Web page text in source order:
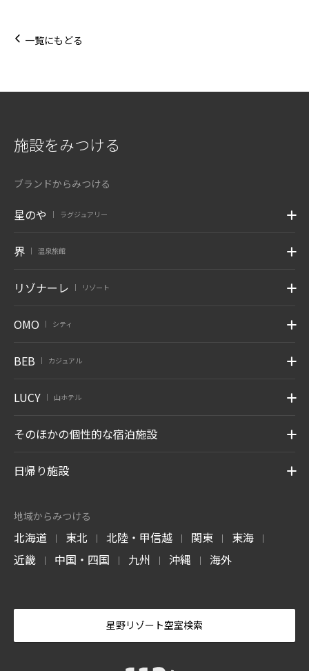
一覧にもどる
施設をみつける
ブランドからみつける
星のや ラグジュアリー
界 温泉旅館
リゾナーレ リゾート
OMO シティ
BEB カジュアル
LUCY 山ホテル
そのほかの個性的な宿泊施設
日帰り施設
地域からみつける
北海道 | 東北 | 北陸・甲信越 | 関東 | 東海 |
近畿 | 中国・四国 | 九州 | 沖縄 | 海外
星野リゾート空室検索